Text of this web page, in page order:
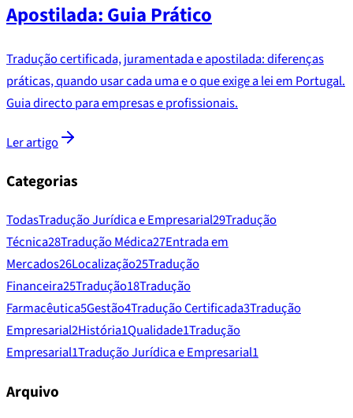
Apostilada: Guia Prático
Tradução certificada, juramentada e apostilada: diferenças
práticas, quando usar cada uma e o que exige a lei em Portugal.
Guia directo para empresas e profissionais.
Ler artigo
Categorias
TodasTradução Jurídica e Empresarial29Tradução
Técnica28Tradução Médica27Entrada em
Mercados26Localização25Tradução
Financeira25Tradução18Tradução
Farmacêutica5Gestão4Tradução Certificada3Tradução
Empresarial2História1Qualidade1Tradução
Empresarial1Tradução Jurídica e Empresarial1
Arquivo